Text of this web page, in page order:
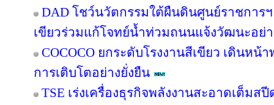
DAD โชว์นวัตกรรมใต้ผืนดินศูนย์ราชการ
เขียวร่วมแก้โจทย์น้ำท่วมถนนแจ้งวัฒนะอย่า
COCOCO ยกระดับโรงงานสีเขียว เดินห
การเติบโตอย่างยั่งยืน
TSE เร่งเครื่องธุรกิจพลังงานสะอาดเต็มส